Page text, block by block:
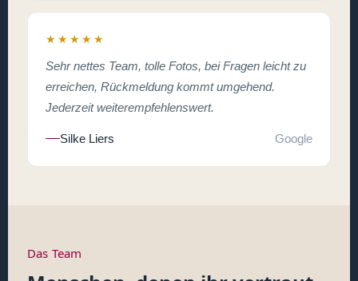
★★★★★
Sehr nettes Team, tolle Fotos, bei Fragen leicht zu
erreichen, Rückmeldung kommt umgehend.
Jederzeit weiterempfehlenswert.
Silke Liers Google
Das Team